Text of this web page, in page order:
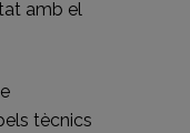
amb el
tècnics